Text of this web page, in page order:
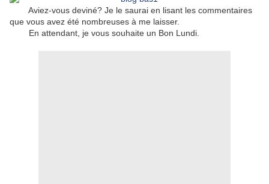
Aviez-vous deviné? Je le saurai en lisant les commentaires
que vous avez été nombreuses à me laisser.
En attendant, je vous souhaite un Bon Lundi.